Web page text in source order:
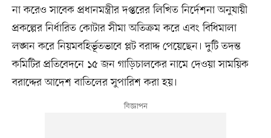
না করেও সাবেক প্রধানমন্ত্রীর দপ্তরের লিখিত নির্দেশনা অনুযায়ী
প্রকল্পের নির্ধারিত কোটার সীমা অতিক্রম করে এবং বিধিমালা
লঙ্ঘন করে নিয়মবহির্ভূতভাবে প্লট বরাদ্দ পেয়েছেন। দুটি তদন্ত
কমিটির প্রতিবেদনে ১৫ জন গাড়িচালকের নামে দেওয়া সাময়িক
বরাদ্দের আদেশ বাতিলের সুপারিশ করা হয়।